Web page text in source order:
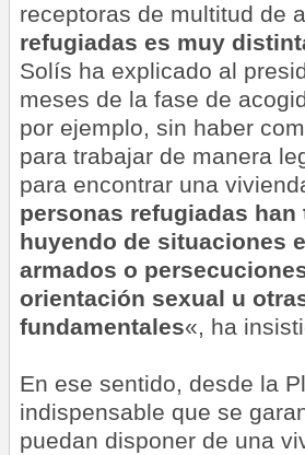
receptoras de multitud de
refugiadas es muy
Solís ha explicado al
meses de la fase de
por ejemplo, sin haber
para trabajar de manera
para encontrar una
personas refugiadas
huyendo de situaciones
armados o
orientación sexual u
fundamentales«, ha
En ese sentido, desde la
indispensable que se
puedan disponer de una